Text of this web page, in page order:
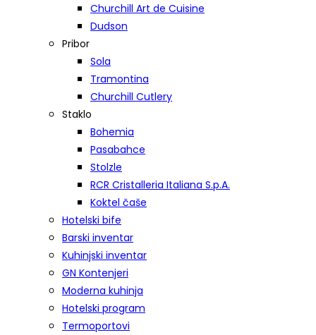
Churchill Art de Cuisine
Dudson
Pribor
Sola
Tramontina
Churchill Cutlery
Staklo
Bohemia
Pasabahce
Stolzle
RCR Cristalleria Italiana S.p.A.
Koktel čaše
Hotelski bife
Barski inventar
Kuhinjski inventar
GN Kontenjeri
Moderna kuhinja
Hotelski program
Termoportovi